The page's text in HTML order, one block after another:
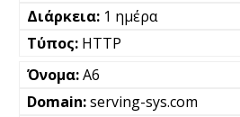
1 ημέρα
HTTP
A6
serving-sys.com